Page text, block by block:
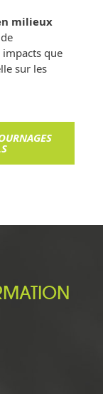
milieux
impacts que
sur les